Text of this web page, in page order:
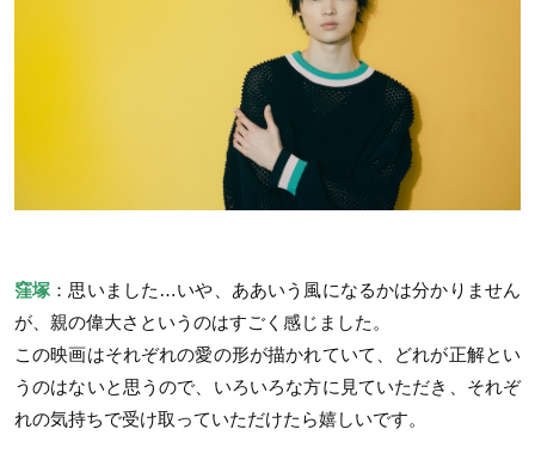
窪塚 ：思いました…いや、ああいう風になるかは分かりません
が、親の偉大さというのはすごく感じました。
この映画はそれぞれの愛の形が描かれていて、どれが正解とい
うのはないと思うので、いろいろな方に見ていただき、それぞ
れの気持ちで受け取っていただけたら嬉しいです。